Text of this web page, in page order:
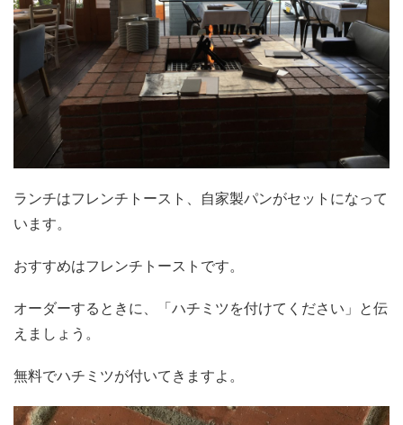
ランチはフレンチトースト、自家製パンがセットになって
います。
おすすめはフレンチトーストです。
オーダーするときに、「ハチミツを付けてください」と伝
えましょう。
無料でハチミツが付いてきますよ。